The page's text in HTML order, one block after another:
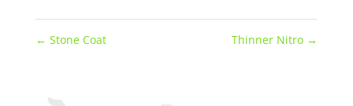
← Stone Coat Thinner Nitro →